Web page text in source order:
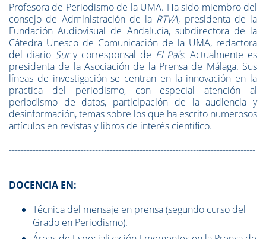
Profesora de Periodismo de la UMA. Ha sido miembro del
consejo de Administración de la RTVA, presidenta de la
Fundación Audiovisual de Andalucía, subdirectora de la
Cátedra Unesco de Comunicación de la UMA, redactora
del diario Sury corresponsal de El País. Actualmente es
presidenta de la Asociación de la Prensa de Málaga. Sus
líneas de investigación se centran en la innovación en la
practica del periodismo, con especial atención al
periodismo de datos, participación de la audiencia y
desinformación, temas sobre los que ha escrito numerosos
artículos en revistas y libros de interés científico.
-----------------------------------------------------------------------------------
--------------------------------------
DOCENCIA EN:
Técnica del mensaje en prensa (segundo curso del
Grado en Periodismo).